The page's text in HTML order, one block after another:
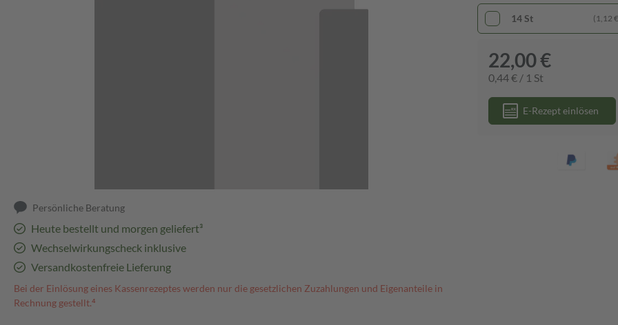
Persönliche Beratung
Heute bestellt und morgen geliefert³
Wechselwirkungscheck inklusive
Versandkostenfreie Lieferung
Bei der Einlösung eines Kassenrezeptes werden nur die gesetzlichen Zuzahlungen und Eigenanteile in
Rechnung gestellt.⁴
14 St (1,12
22,00 €
0,44 € / 1 St
E-Rezept einlösen